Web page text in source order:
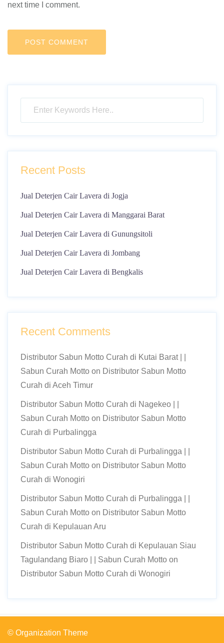
next time I comment.
Recent Posts
Jual Deterjen Cair Lavera di Jogja
Jual Deterjen Cair Lavera di Manggarai Barat
Jual Deterjen Cair Lavera di Gunungsitoli
Jual Deterjen Cair Lavera di Jombang
Jual Deterjen Cair Lavera di Bengkalis
Recent Comments
Distributor Sabun Motto Curah di Kutai Barat | |
Sabun Curah Motto on Distributor Sabun Motto
Curah di Aceh Timur
Distributor Sabun Motto Curah di Nagekeo | |
Sabun Curah Motto on Distributor Sabun Motto
Curah di Purbalingga
Distributor Sabun Motto Curah di Purbalingga | |
Sabun Curah Motto on Distributor Sabun Motto
Curah di Wonogiri
Distributor Sabun Motto Curah di Purbalingga | |
Sabun Curah Motto on Distributor Sabun Motto
Curah di Kepulauan Aru
Distributor Sabun Motto Curah di Kepulauan Siau
Tagulandang Biaro | | Sabun Curah Motto on
Distributor Sabun Motto Curah di Wonogiri
© Organization Theme